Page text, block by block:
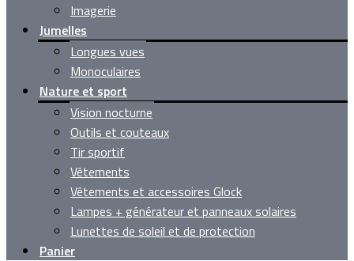
Imagerie
Jumelles
Longues vues
Monoculaires
Nature et sport
Vision nocturne
Outils et couteaux
Tir sportif
Vêtements
Vêtements et accessoires Glock
Lampes + générateur et panneaux solaires
Lunettes de soleil et de protection
Panier